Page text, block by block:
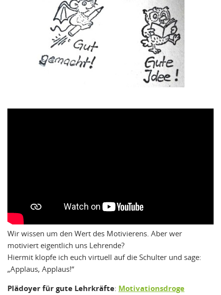
Wir wissen um den Wert des Motivierens. Aber wer
motiviert eigentlich uns Lehrende?
Hiermit klopfe ich euch virtuell auf die Schulter und sage:
„Applaus, Applaus!“
Plädoyer für gute Lehrkräfte: Motivationsdroge